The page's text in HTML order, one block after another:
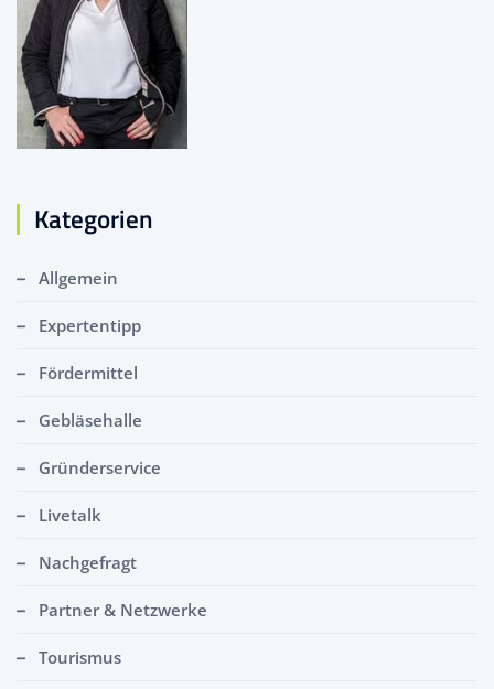
Kategorien
Allgemein
Expertentipp
Fördermittel
Gebläsehalle
Gründerservice
Livetalk
Nachgefragt
Partner & Netzwerke
Tourismus